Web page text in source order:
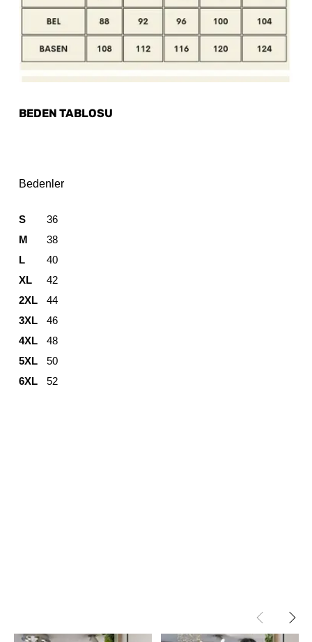
BEDEN TABLOSU
Bedenler
S
36
M
38
L
40
XL
42
2XL
44
3XL
46
4XL
48
5XL
50
6XL
52